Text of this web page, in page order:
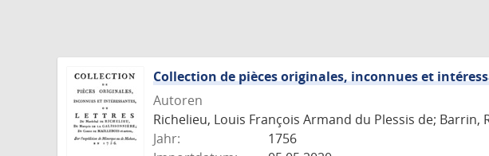
Collection de pièces originales, inconnues et
Autoren
Richelieu, Louis François Armand du Plessis de;
Jahr:
1756